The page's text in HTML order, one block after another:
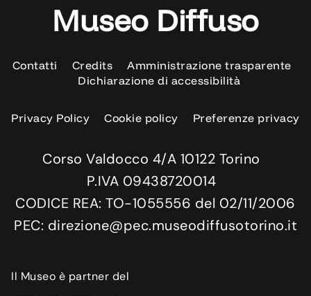
Museo Diffuso
Contatti Credits
Amministrazione trasparente
Dichiarazione di accessibilità
Privacy Policy Cookie policy Preferenze privacy
Corso Valdocco 4/A 10122 Torino
P.IVA 09438720014
CODICE REA: TO-1055556 del 02/11/2006
PEC: direzione@pec.museodiffusotorino.it
Il Museo è partner del